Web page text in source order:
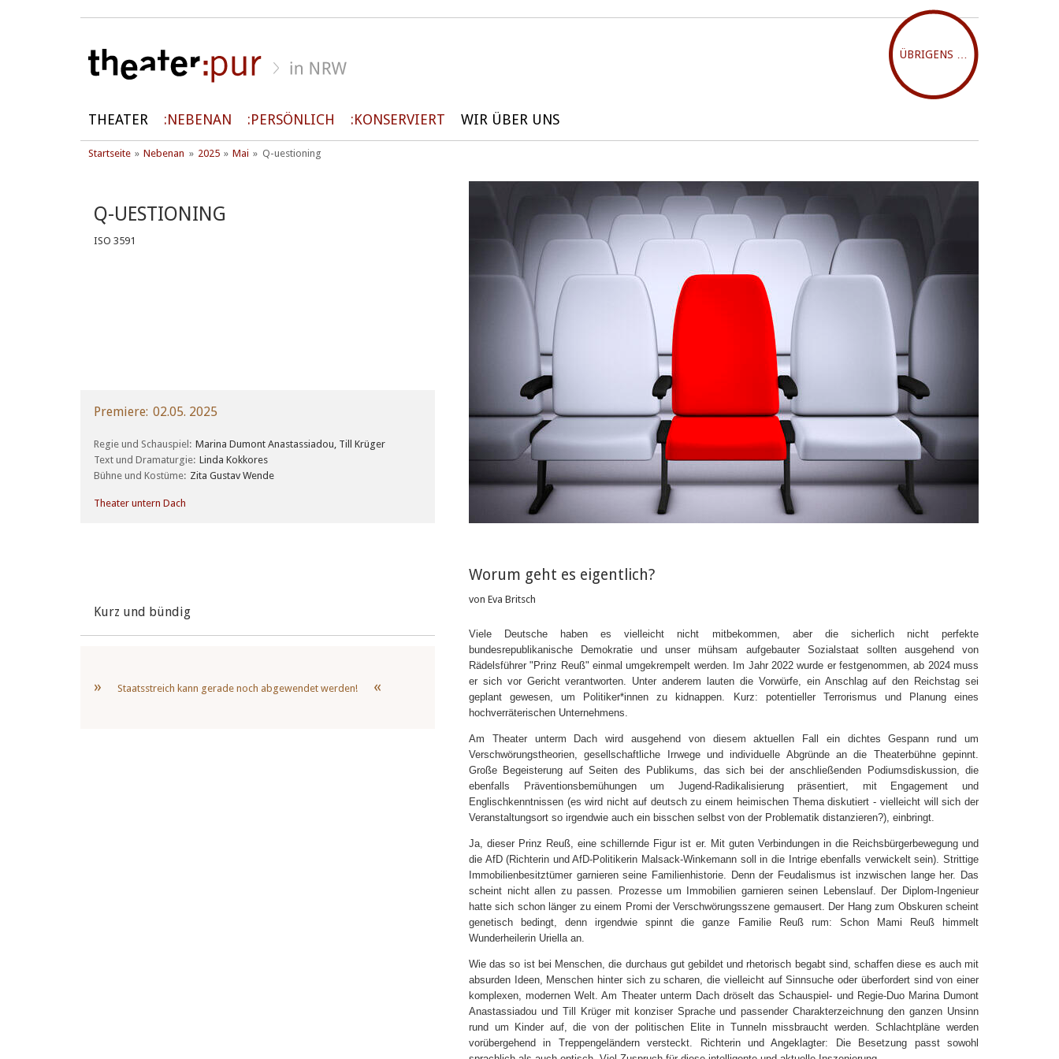
ÜBRIGENS …
THEATER NEBENAN PERSÖNLICH KONSERVIERT WIR ÜBER UNS
Startseite Nebenan 2025 Mai Q-uestioning
Worum geht es eigentlich?
von Eva Britsch
Viele Deutsche haben es vielleicht nicht mitbekommen, aber die sicherlich nicht perfekte
bundesrepublikanische Demokratie und unser mühsam aufgebauter Sozialstaat sollten ausgehend von
Rädelsführer "Prinz Reuß" einmal umgekrempelt werden. Im Jahr 2022 wurde er festgenommen, ab 2024 muss
er sich vor Gericht verantworten. Unter anderem lauten die Vorwürfe, ein Anschlag auf den Reichstag sei
geplant gewesen, um Politiker*innen zu kidnappen. Kurz: potentieller Terrorismus und Planung eines
hochverräterischen Unternehmens.
Am Theater unterm Dach wird ausgehend von diesem aktuellen Fall ein dichtes Gespann rund um
Verschwörungstheorien, gesellschaftliche Irrwege und individuelle Abgründe an die Theaterbühne gepinnt.
Große Begeisterung auf Seiten des Publikums, das sich bei der anschließenden Podiumsdiskussion, die
ebenfalls Präventionsbemühungen um Jugend-Radikalisierung präsentiert, mit Engagement und
Englischkenntnissen (es wird nicht auf deutsch zu einem heimischen Thema diskutiert - vielleicht will sich der
Veranstaltungsort so irgendwie auch ein bisschen selbst von der Problematik distanzieren?), einbringt.
Ja, dieser Prinz Reuß, eine schillernde Figur ist er. Mit guten Verbindungen in die Reichsbürgerbewegung und
die AfD (Richterin und AfD-Politikerin Malsack-Winkemann soll in die Intrige ebenfalls verwickelt sein). Strittige
Immobilienbesitztümer garnieren seine Familienhistorie. Denn der Feudalismus ist inzwischen lange her. Das
scheint nicht allen zu passen. Prozesse um Immobilien garnieren seinen Lebenslauf. Der Diplom-Ingenieur
hatte sich schon länger zu einem Promi der Verschwörungsszene gemausert. Der Hang zum Obskuren scheint
genetisch bedingt, denn irgendwie spinnt die ganze Familie Reuß rum: Schon Mami Reuß himmelt
Wunderheilerin Uriella an.
Wie das so ist bei Menschen, die durchaus gut gebildet und rhetorisch begabt sind, schaffen diese es auch mit
absurden Ideen, Menschen hinter sich zu scharen , die vielleicht auf Sinnsuche oder überfordert sindvon einer
komplexen, modernen Welt. Am Theater unterm Dach dröselt das Schauspiel- und Regie-Duo Marina Dumont
Anastassiadou und Till Krüger mit konziser Sprache und passender Charakterzeichnung den ganzen Unsinn
rund um Kinder auf, die von der politischen Elite in Tunneln missbraucht werden. Schlachtpläne werden
vorübergehend in Treppengeländern versteckt.
Richterin und Angeklagter: Die Besetzung passt sowohl
Q-UESTIONING
ISO 3591
Premiere 02.05. 2025
Regie und Schauspiel
Marina Dumont Anastassiadou, Till Krüger
Text und Dramaturgie Linda Kokkores
Bühne und Kostüme Zita Gustav Wende
Theater untern Dach
Kurz und bündig
Staatsstreich kann gerade noch abgewendet werden!